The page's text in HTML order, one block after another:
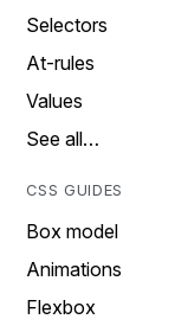
Selectors
At-rules
Values
See all…
CSS GUIDES
Box model
Animations
Flexbox